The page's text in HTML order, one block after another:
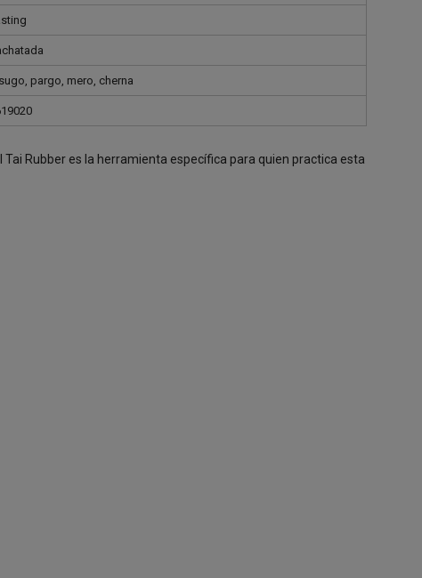
pargo, mero, cherna
Rubber es la herramienta específica para quien practica esta